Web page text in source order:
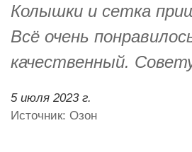
Колышки и сетка
Всё очень
качественный.
5 июля 2023 г.
Источник: Озон